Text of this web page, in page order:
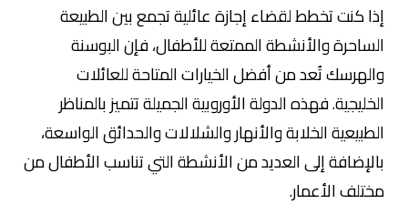
إذا كنت تخطط لقضاء إجازة عائلية تجمع بين الطبيعة
الساحرة والأنشطة الممتعة للأطفال، فإن البوسنة
والهرسك تُعد من أفضل الخيارات المتاحة للعائلات
الخليجية. فهذه الدولة الأوروبية الجميلة تتميز بالمناظر
الطبيعية الخلابة والأنهار والشلالات والحدائق الواسعة،
بالإضافة إلى العديد من الأنشطة التي تناسب الأطفال من
مختلف الأعمار.